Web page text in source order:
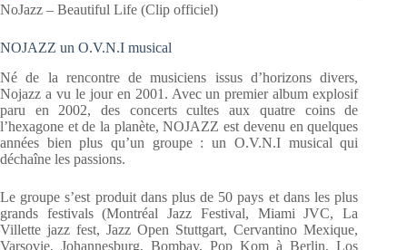
NoJazz – Beautiful Life (Clip officiel)
NOJAZZ un O.V.N.I musical
Né de la rencontre de musiciens issus d’horizons divers,
Nojazz a vu le jour en 2001. Avec un premier album explosif
paru en 2002, des concerts cultes aux quatre coins de
l’hexagone et de la planète, NOJAZZ est devenu en quelques
années bien plus qu’un groupe : un O.V.N.I musical qui
déchaîne les passions.
Le groupe s’est produit dans plus de 50 pays et dans les plus
grands festivals (Montréal Jazz Festival, Miami JVC, La
Villette jazz fest, Jazz Open Stuttgart, Cervantino Mexique,
Varsovie, Johannesburg, Bombay, Pop Kom à Berlin, Los